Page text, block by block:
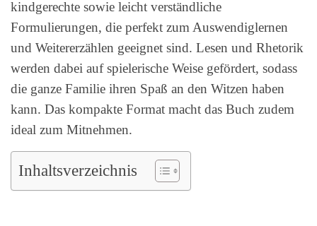
kindgerechte sowie leicht verständliche
Formulierungen, die perfekt zum Auswendiglernen
und Weitererzählen geeignet sind. Lesen und Rhetorik
werden dabei auf spielerische Weise gefördert, sodass
die ganze Familie ihren Spaß an den Witzen haben
kann. Das kompakte Format macht das Buch zudem
ideal zum Mitnehmen.
Inhaltsverzeichnis